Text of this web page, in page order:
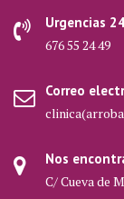
Urgencias
676 55 24 49
Correo
Nos
C/ Cueva de